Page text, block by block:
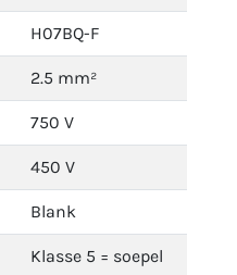
H07BQ-F
2.5 mm²
750 V
450 V
Blank
Klasse 5 = soepel